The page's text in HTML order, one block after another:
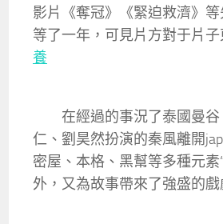
影片《奪冠》《緊迫救濟》
等了一年，可見片方對于片
養
在經過的事況了泰國曼谷
仁、劉昊然扮演的秦風離開
密屋、本格、黑幫等多種元
外，又為故事帶來了強盛的戲